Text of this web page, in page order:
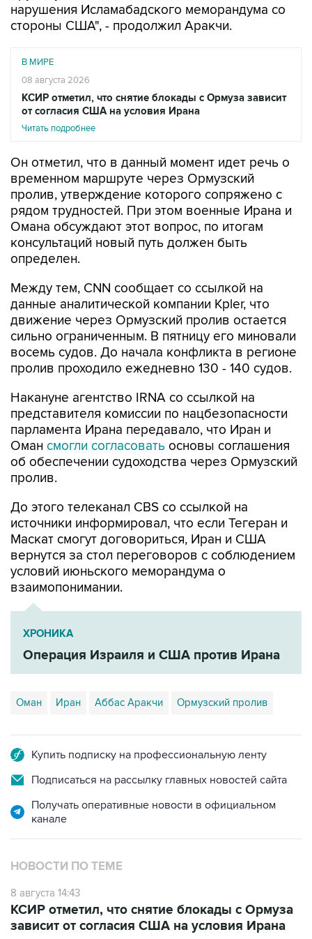
нарушения Исламабадского меморандума со
стороны США", - продолжил Аракчи.
В МИРЕ
08 августа 2026
КСИР отметил, что снятие блокады с Ормуза зависит
от согласия США на условия Ирана
Читать подробнее
Он отметил, что в данный момент идет речь о
временном маршруте через Ормузский
пролив, утверждение которого сопряжено с
рядом трудностей. При этом военные Ирана и
Омана обсуждают этот вопрос, по итогам
консультаций новый путь должен быть
определен.
Между тем, CNN сообщает со ссылкой на
данные аналитической компании Kpler, что
движение через Ормузский пролив остается
сильно ограниченным. В пятницу его миновали
восемь судов. До начала конфликта в регионе
пролив проходило ежедневно 130 - 140 судов.
Накануне агентство IRNA со ссылкой на
представителя комиссии по нацбезопасности
парламента Ирана передавало, что Иран и
Оман смогли согласовать основы соглашения
об обеспечении судоходства через Ормузский
пролив.
До этого телеканал CBS со ссылкой на
источники информировал, что если Тегеран и
Маскат смогут договориться, Иран и США
вернутся за стол переговоров с соблюдением
условий июньского меморандума о
взаимопонимании.
ХРОНИКА
Операция Израиля и США против Ирана
Оман Иран Аббас Аракчи Ормузский пролив
Купить подписку на профессиональную ленту
Подписаться на рассылку главных новостей сайта
Получать оперативные новости в официальном
канале
НОВОСТИ ПО ТЕМЕ
8 августа 14:43
КСИР отметил, что снятие блокады с Ормуза
зависит от согласия США на условия Ирана